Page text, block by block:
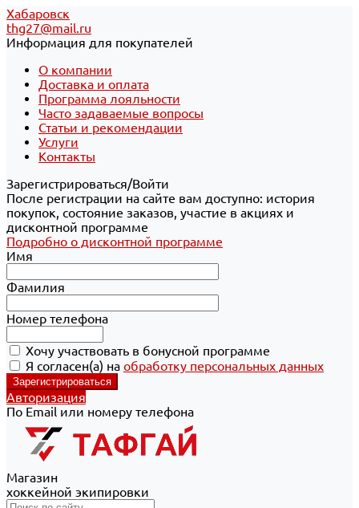
Хабаровск
thg27@mail.ru
Информация для покупателей
О компании
Доставка и оплата
Программа лояльности
Часто задаваемые вопросы
Статьи и рекомендации
Услуги
Контакты
Зарегистрироваться/Войти
После регистрации на сайте вам доступно: история
покупок, состояние заказов, участие в акциях и
дисконтной программе
Подробно о дисконтной программе
Имя
Фамилия
Номер телефона
Хочу участвовать в бонусной программе
Я согласен(а) на обработку персональных данных
Авторизация
По Email или номеру телефона
Магазин
хоккейной экипировки